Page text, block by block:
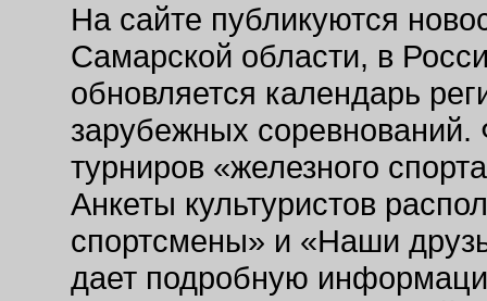
На сайте публикуются
Самарской области, в
обновляется календарь
зарубежных соревнований.
турниров «железного
Анкеты культуристов
спортсмены» и «Наши
дает подробную